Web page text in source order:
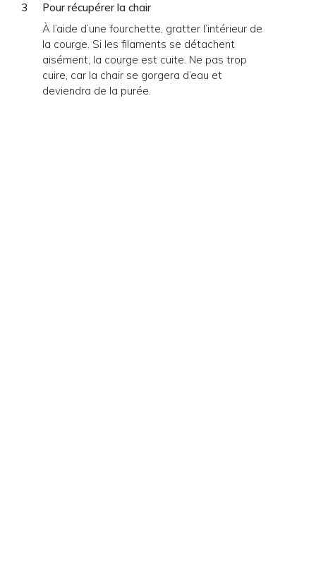
Pour récupérer la chair
À l’aide d’une fourchette, gratter l’intérieur de
la courge. Si les filaments se détachent
aisément, la courge est cuite. Ne pas trop
cuire, car la chair se gorgera d’eau et
deviendra de la purée.